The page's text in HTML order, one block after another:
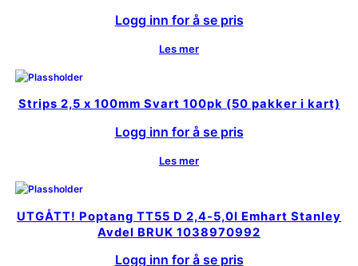
Logg inn for å se pris
Les mer
Strips 2,5 x 100mm Svart 100pk (50 pakker i kart)
Logg inn for å se pris
Les mer
UTGÅTT! Poptang TT55 D 2,4-5,0I Emhart Stanley
Avdel BRUK 1038970992
Logg inn for å se pris